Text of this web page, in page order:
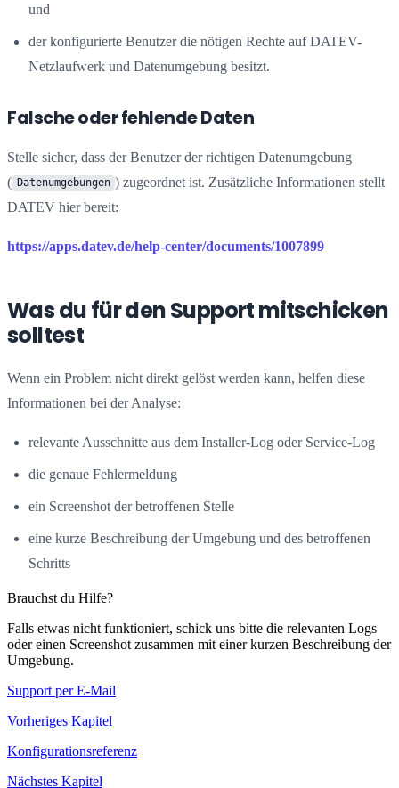
und
der konfigurierte Benutzer die nötigen Rechte auf DATEV-
Netzlaufwerk und Datenumgebung besitzt.
Falsche oder fehlende Daten
Stelle sicher, dass der Benutzer der richtigen Datenumgebung
( Datenumgebungen ) zugeordnet ist. Zusätzliche Informationen stellt
DATEV hier bereit:
https://apps.datev.de/help-center/documents/1007899
Was du für den Support mitschicken
solltest
Wenn ein Problem nicht direkt gelöst werden kann, helfen diese
Informationen bei der Analyse:
relevante Ausschnitte aus dem Installer-Log oder Service-Log
die genaue Fehlermeldung
ein Screenshot der betroffenen Stelle
eine kurze Beschreibung der Umgebung und des betroffenen
Schritts
Brauchst du Hilfe?
Falls etwas nicht funktioniert, schick uns bitte die relevanten Logs
oder einen Screenshot zusammen mit einer kurzen Beschreibung der
Umgebung.
Support per E-Mail
Vorheriges Kapitel
Konfigurationsreferenz
Nächstes Kapitel